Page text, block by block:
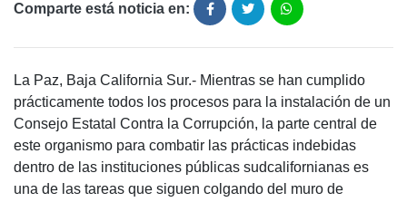
Comparte está noticia en:
La Paz, Baja California Sur.- Mientras se han cumplido
prácticamente todos los procesos para la instalación de un
Consejo Estatal Contra la Corrupción, la parte central de
este organismo para combatir las prácticas indebidas
dentro de las instituciones públicas sudcalifornianas es
una de las tareas que siguen colgando del muro de